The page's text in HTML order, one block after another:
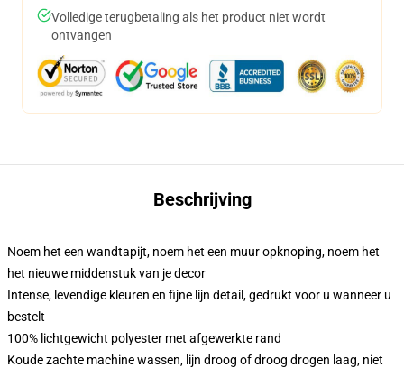
Volledige terugbetaling als het product niet wordt
ontvangen
Beschrijving
Noem het een wandtapijt, noem het een muur opknoping, noem het
het nieuwe middenstuk van je decor
Intense, levendige kleuren en fijne lijn detail, gedrukt voor u wanneer u
bestelt
100% lichtgewicht polyester met afgewerkte rand
Koude zachte machine wassen, lijn droog of droog drogen laag, niet